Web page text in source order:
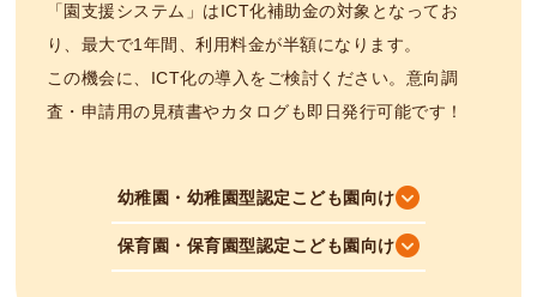
「園支援システム」はICT化補助金の対象となってお
り、最大で1年間、利用料金が半額になります。
この機会に、ICT化の導入をご検討ください。意向調
査・申請用の見積書やカタログも即日発行可能です！
幼稚園・幼稚園型認定こども園向け
保育園・保育園型認定こども園向け